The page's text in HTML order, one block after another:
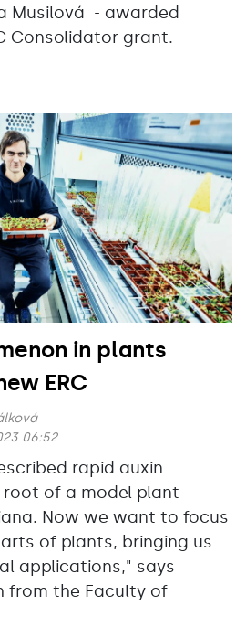
Musilová - awarded
Consolidator grant.
in plants
ERC
06:52
rapid auxin
of a model plant
Now we want to focus
of plants, bringing us
applications," says
from the Faculty of